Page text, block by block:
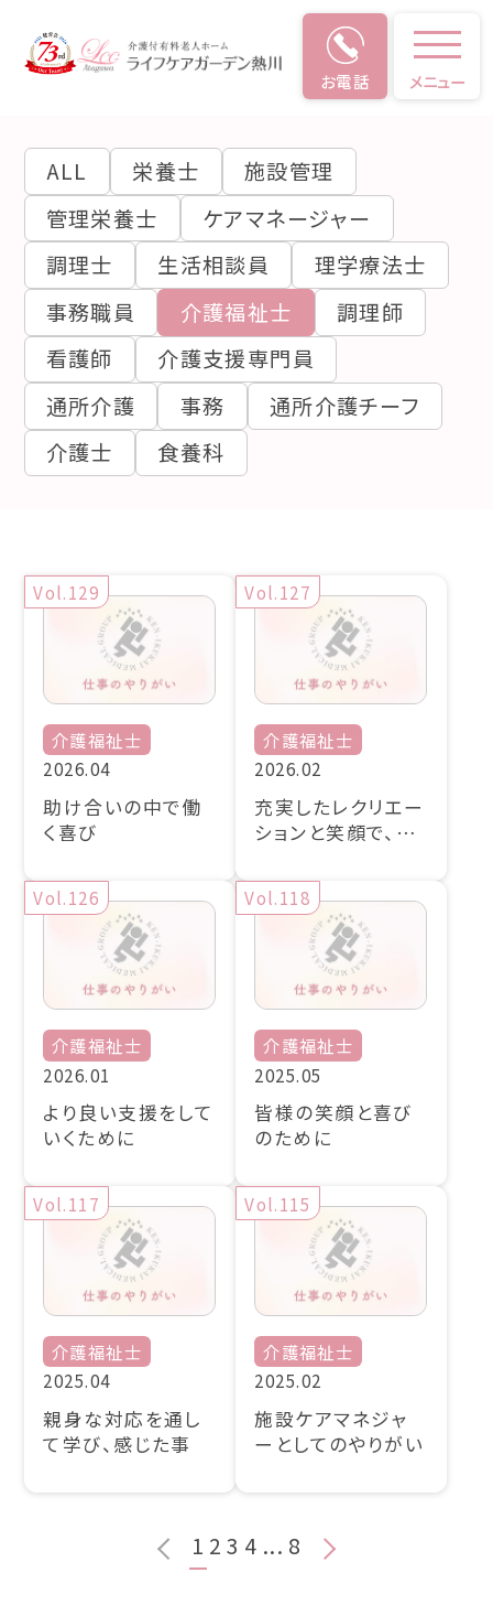
お電話 メニュー
ALL 栄養士
施設管理
管理栄養士
ケアマネージャー
調理士
生活相談員
理学療法士
事務職員
介護福祉士
調理師
看護師
介護支援専門員
通所介護
事務
通所介護チーフ
介護士
食養科
Vol.129
介護福祉士
2026.04
助け合いの中で働
く喜び
Vol.127
介護福祉士
2026.02
充実したレクリエー
ションと笑顔で、よ
るデイサービスへ
Vol.126
介護福祉士
2026.01
より良い支援をして
いくために
Vol.118
介護福祉士
2025.05
皆様の笑顔と喜び
のために
Vol.117
介護福祉士
2025.04
親身な対応を通し
て学び、感じた事
Vol.115
介護福祉士
2025.02
施設ケアマネジャ
ーとしてのやりがい
1 2 3 4 ... 8